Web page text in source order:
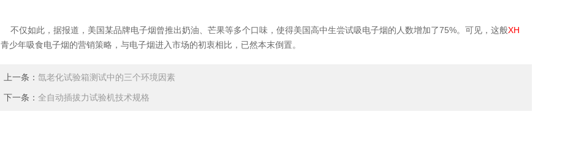
不仅如此，据报道，美国某品牌电子烟曾推出奶油、芒果等多个口味，使得美国高中生尝试吸电子烟的人数增加了75%。可见，这般XH
青少年吸食电子烟的营销策略，与电子烟进入市场的初衷相比，已然本末倒置。
上一条： 氙老化试验箱测试中的三个环境因素
下一条： 全自动插拔力试验机技术规格